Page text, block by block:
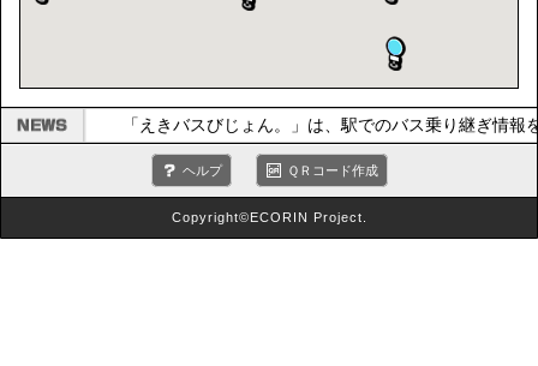
「えきバスびじょん。」は、駅でのバス乗り継ぎ情
ヘルプ ＱＲコード作成
Copyright©ECORIN Project.